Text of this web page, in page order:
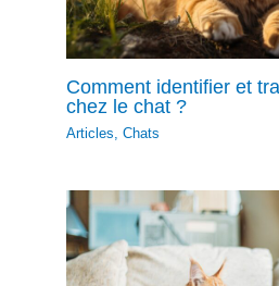
Comment identifier et
chez le chat ?
Articles,Chats